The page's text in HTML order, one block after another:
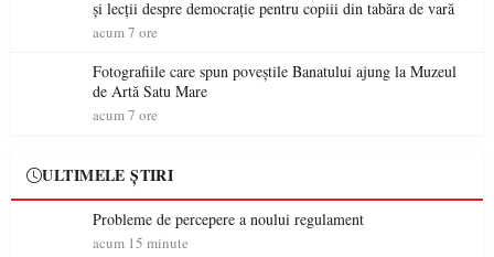
și lecții despre democrație pentru copiii din tabăra de vară
acum 7 ore
Fotografiile care spun poveștile Banatului ajung la Muzeul
de Artă Satu Mare
acum 7 ore
ULTIMELE ȘTIRI
Probleme de percepere a noului regulament
acum 15 minute